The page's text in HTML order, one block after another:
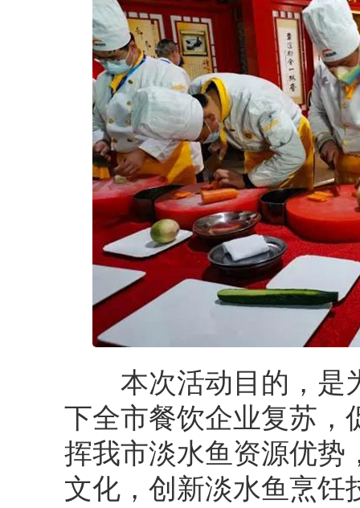
本次活动目的，是
下全市餐饮企业复苏，
挥我市淡水鱼资源优势
文化，创新淡水鱼烹饪